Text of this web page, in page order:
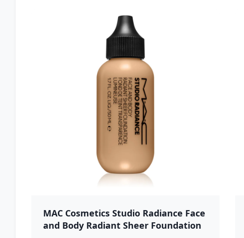
MAC Cosmetics Studio Radiance Face
and Body Radiant Sheer Foundation